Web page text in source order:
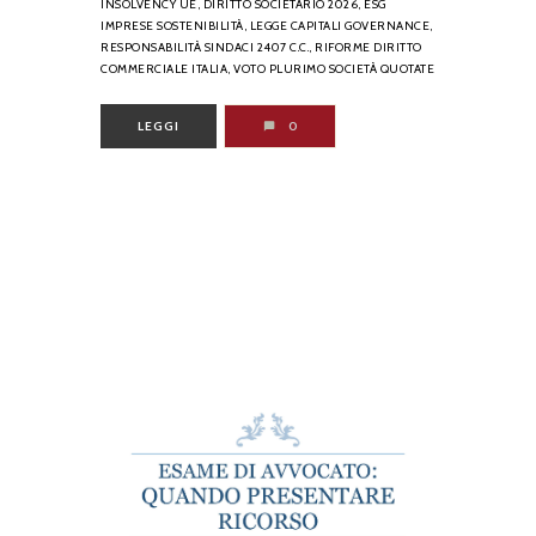
INSOLVENCY UE, DIRITTO SOCIETARIO 2026, ESG
IMPRESE SOSTENIBILITÀ, LEGGE CAPITALI GOVERNANCE,
RESPONSABILITÀ SINDACI 2407 C.C., RIFORME DIRITTO
COMMERCIALE ITALIA, VOTO PLURIMO SOCIETÀ QUOTATE
LEGGI 0